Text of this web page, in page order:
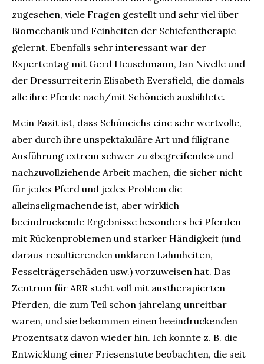
zugesehen, viele Fragen gestellt und sehr viel über
Biomechanik und Feinheiten der Schiefentherapie
gelernt. Ebenfalls sehr interessant war der
Expertentag mit Gerd Heuschmann, Jan Nivelle und
der Dressurreiterin Elisabeth Eversfield, die damals
alle ihre Pferde nach/mit Schöneich ausbildete.
Mein Fazit ist, dass Schöneichs eine sehr wertvolle,
aber durch ihre unspektakuläre Art und filigrane
Ausführung extrem schwer zu «begreifende» und
nachzuvollziehende Arbeit machen, die sicher nicht
für jedes Pferd und jedes Problem die
alleinseligmachende ist, aber wirklich
beeindruckende Ergebnisse besonders bei Pferden
mit Rückenproblemen und starker Händigkeit (und
daraus resultierenden unklaren Lahmheiten,
Fesselträgerschäden usw.) vorzuweisen hat. Das
Zentrum für ARR steht voll mit austherapierten
Pferden, die zum Teil schon jahrelang unreitbar
waren, und sie bekommen einen beeindruckenden
Prozentsatz davon wieder hin. Ich konnte z. B. die
Entwicklung einer Friesenstute beobachten, die seit